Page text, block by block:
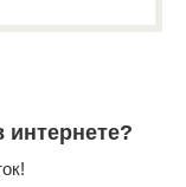
интернете?